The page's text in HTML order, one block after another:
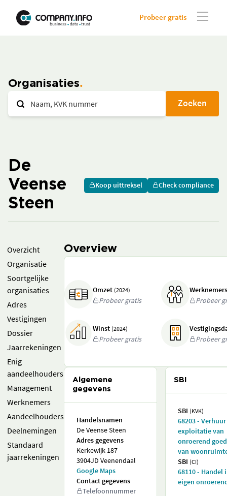
Probeer gratis
Organisaties
Zoeken
De
Veense
Steen
Koop uittreksel Check compliance
Overzicht
Organisatie
Soortgelijke
organisaties
Adres
Vestigingen
Dossier
Jaarrekeningen
Enig
aandeelhouders
Management
Werknemers
Aandeelhouders
Deelnemingen
Standaard
jaarrekeningen
Overview
Omzet (2024)
Probeer gratis
Probeer
Winst (2024)
Probeer gratis
Probeer
Algemene
gegevens
Handelsnamen
De Veense Steen
Adres gegevens
Kerkewijk 187
3904JD Veenendaal
Google Maps
Contact gegevens
Telefoonnummer
SBI
SBI (KVK)
68203 -
exploitatie van
onroerend
van
SBI (CI)
68110 - Handel
eigen